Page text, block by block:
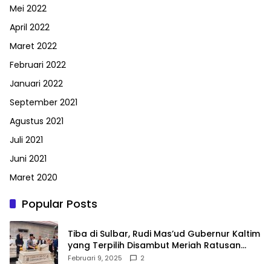
Mei 2022
April 2022
Maret 2022
Februari 2022
Januari 2022
September 2021
Agustus 2021
Juli 2021
Juni 2021
Maret 2020
Popular Posts
Tiba di Sulbar, Rudi Mas’ud Gubernur Kaltim
yang Terpilih Disambut Meriah Ratusan
Masyarakat
Februari 9, 2025 2